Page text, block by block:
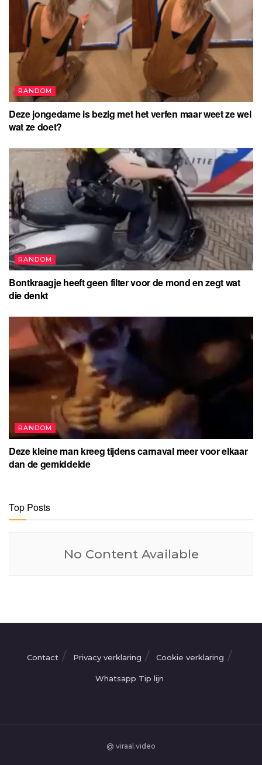
RANDOM
Deze jongedame is bezig met het verfen maar weet ze wel
wat ze doet?
RANDOM
Bontkraagje heeft geen filter voor de mond en zegt wat
die denkt
RANDOM
Deze kleine man kreeg tijdens carnaval meer voor elkaar
dan de gemiddelde
Top Posts
No Content Available
Contact Privacy verklaring Cookie verklaring
Whatsapp Tip lijn
@ viraal.video